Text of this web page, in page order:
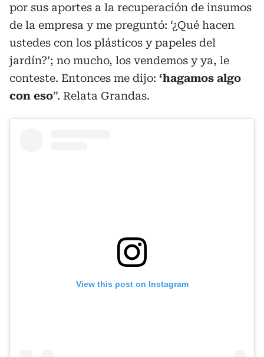
por sus aportes a la recuperación de insumos
de la empresa y me preguntó: ‘¿Qué hacen
ustedes con los plásticos y papeles del
jardín?’; no mucho, los vendemos y ya, le
conteste. Entonces me dijo: ‘hagamos algo
con eso”. Relata Grandas.
View this post on Instagram